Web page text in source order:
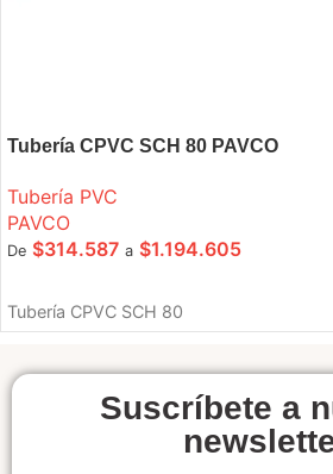
Tubería CPVC SCH 80 PAVCO
Tubería PVC
PAVCO
De $314.587 a $1.194.605
Tubería CPVC SCH 80
Suscríbete a